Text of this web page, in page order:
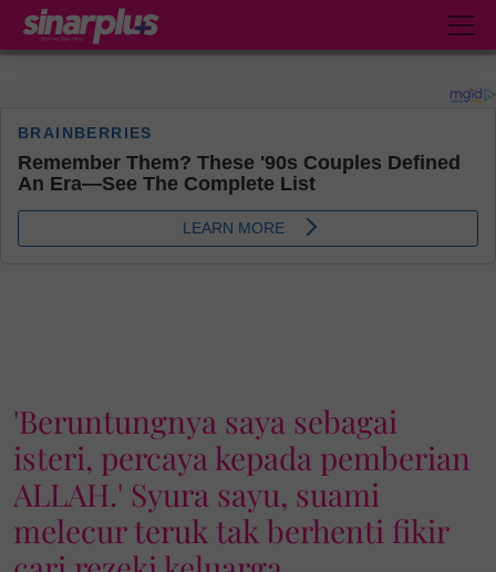
'Beruntungnya saya sebagai
isteri, percaya kepada pemberian
ALLAH.' Syura sayu, suami
melecur teruk tak berhenti fikir